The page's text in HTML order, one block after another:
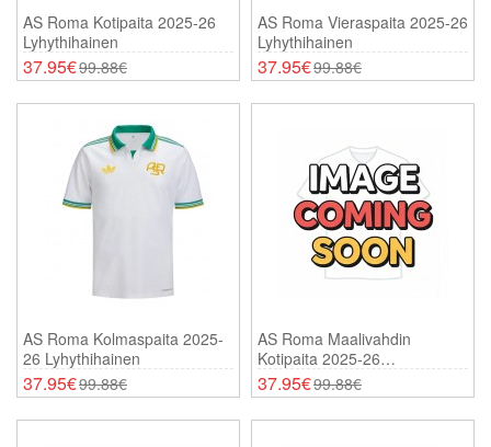
AS Roma Kotipaita 2025-26
Lyhythihainen
37.95€99.88€
AS Roma Vieraspaita 2025-26
Lyhythihainen
37.95€99.88€
AS Roma Kolmaspaita 2025-
26 Lyhythihainen
37.95€99.88€
AS Roma Maalivahdin
Kotipaita 2025-26
Lyhythihainen
37.95€99.88€